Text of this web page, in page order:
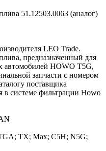
51.12503.0063 (аналог)
LEO Trade.
предназначенный для
автомобилей HOWO T5G,
запчасти с номером
поставщика
в системе фильтрации Howo
TX; Max; C5H; N5G;